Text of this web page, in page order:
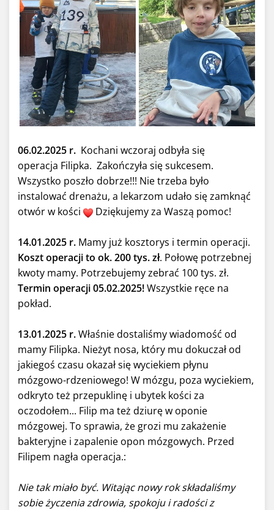
06.02.2025 r. Kochani wczoraj odbyła się
operacja Filipka. Zakończyła się sukcesem.
Wszystko poszło dobrze!!! Nie trzeba było
instalować drenażu, a lekarzom udało się zamknąć
otwór w kości
Dziękujemy za Waszą pomoc!
14.01.2025 r. Mamy już kosztorys i termin operacji.
Koszt operacji to ok. 200 tys. zł. Połowę potrzebnej
kwoty mamy. Potrzebujemy zebrać 100 tys. zł.
Termin operacji 05.02.2025!Wszystkie ręce na
pokład.
13.01.2025 r.Właśnie dostaliśmy wiadomość od
mamy Filipka. Nieżyt nosa, który mu dokuczał od
jakiegoś czasu okazał się wyciekiem płynu
mózgowo-rdzeniowego! W mózgu, poza wyciekiem,
odkryto też przepuklinę i ubytek kości za
oczodołem... Filip ma też dziurę w oponie
mózgowej. To sprawia, że grozi mu zakażenie
bakteryjne i zapalenie opon mózgowych. Przed
Filipem nagła operacja.:
Nie tak miało być. Witając nowy rok składaliśmy
sobie życzenia zdrowia, spokoju i radości z